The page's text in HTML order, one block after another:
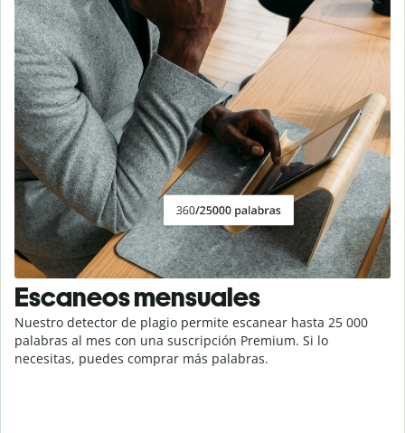
Escaneos mensuales
Nuestro detector de plagio permite escanear hasta 25 000
palabras al mes con una suscripción Premium. Si lo
necesitas, puedes comprar más palabras.